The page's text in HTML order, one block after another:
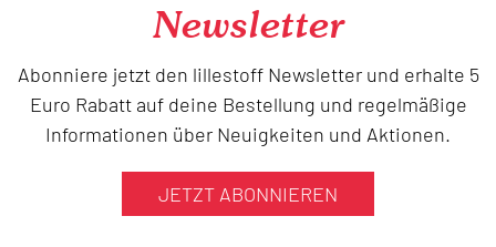
Newsletter
Abonniere jetzt den lillestoff Newsletter und erhalte 5
Euro Rabatt auf deine Bestellung und regelmäßige
Informationen über Neuigkeiten und Aktionen.
JETZT ABONNIEREN